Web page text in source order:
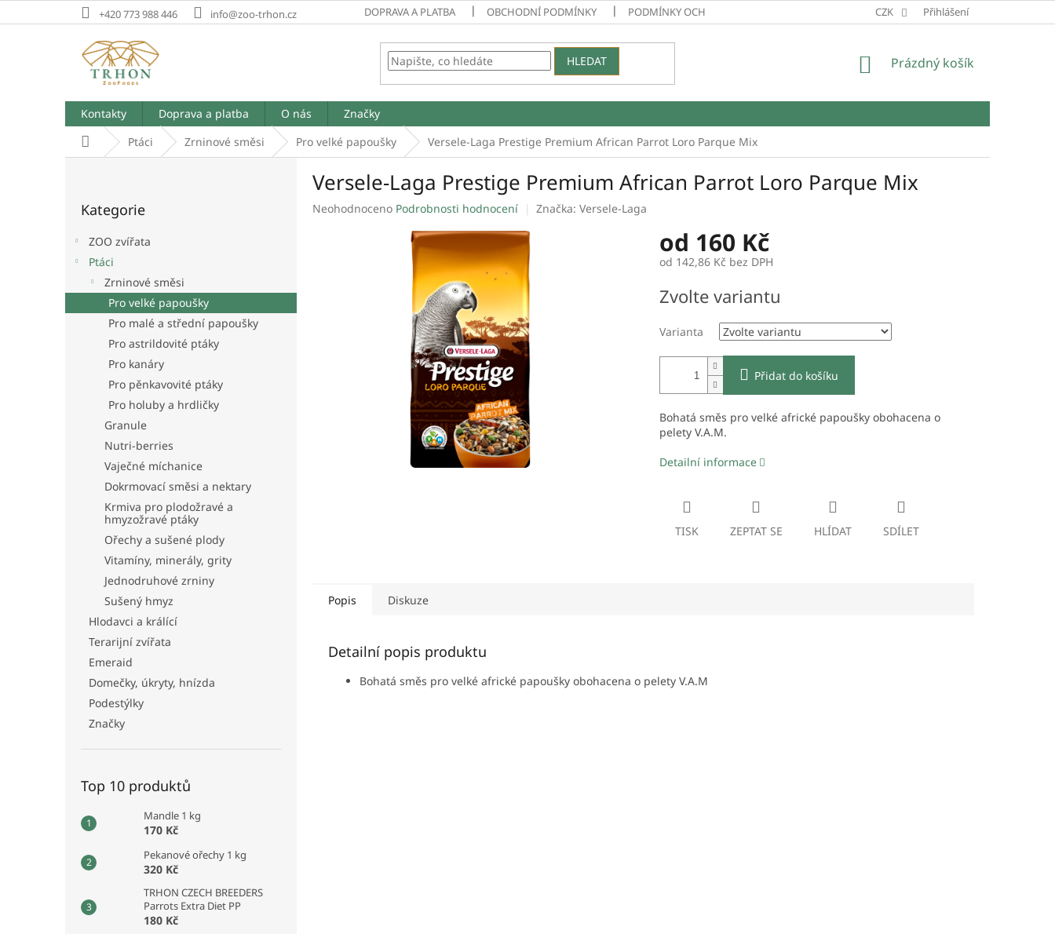
na
+420 773 988 446 info@zoo-trhon.cz DOPRAVA A PLATBA OBCHODNÍ PODMÍNKY PODMÍNKY OCHRANY OSOBNÍCH ÚDAJŮ CZK Přihlášení
HLEDAT
NÁKUPNÍ
Prázdný košík
Kontakty Doprava a platba O nás
Značky
Domů Ptáci Zrninové směsi Pro velké papoušky Versele-Laga Prestige Premium African Parrot Loro Parque Mix
kategorie
Kategorie
ZOO zvířata
Ptáci
Zrninové směsi
Pro velké papoušky
Pro malé a střední papoušky
Pro astrildovité ptáky
Pro kanáry
Pro pěnkavovité ptáky
Pro holuby a hrdličky
Granule
Nutri-berries
Vaječné míchanice
Dokrmovací směsi a nektary
Krmiva pro plodožravé a
hmyzožravé ptáky
Ořechy a sušené plody
Vitamíny, minerály, grity
Jednodruhové zrniny
Sušený hmyz
Hlodavci a králící
Terarijní zvířata
Emeraid
Domečky, úkryty, hnízda
Podestýlky
Značky
Top 10 produktů
Mandle 1 kg
170 Kč
Pekanové ořechy 1 kg
320 Kč
TRHON CZECH BREEDERS
Parrots Extra Diet PP
180 Kč
Versele-Laga Prestige Premium African Parrot Loro Parque Mix
Průměrné
Neohodnoceno Podrobnosti hodnocení Značka: Versele-Laga
od 160 Kč
od 142,86 Kč bez DPH
cena:
Zvolte variantu
Varianta
Přidat do košíku
Bohatá směs pro velké africké papoušky obohacena o
pelety V.A.M.
Detailní informace
TISK ZEPTAT SE HLÍDAT SDÍLET
Popis Diskuze
Detailní popis produktu
Bohatá směs pro velké africké papoušky obohacena o pelety V.A.M